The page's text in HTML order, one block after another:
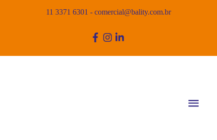
11 3371 6301 - comercial@bality.com.br